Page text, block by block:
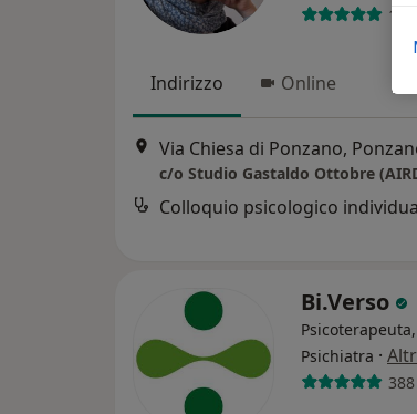
16
Indirizzo Online
Via Chiesa di Ponzano,
c/o Studio Gastaldo Ottobre
Colloquio psicologico
Bi.Verso
Psichiatra ·